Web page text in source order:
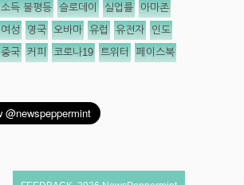
소득 불평등 슬로데이 실업률 아마존
여성 영국 오바마 유럽 유전자 인도
중국 커피 코로나19 트위터 페이스북